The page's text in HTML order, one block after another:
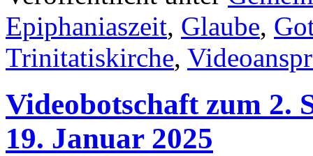
Epiphaniaszeit, Glaube,
Trinitatiskirche,
Videobotschaft zum 2.
19. Januar 2025